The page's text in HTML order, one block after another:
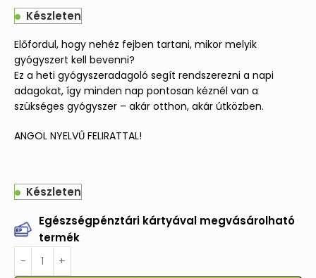
Készleten
Előfordul, hogy nehéz fejben tartani, mikor melyik
gyógyszert kell bevenni?
Ez a heti gyógyszeradagoló segít rendszerezni a napi
adagokat, így minden nap pontosan kéznél van a
szükséges gyógyszer – akár otthon, akár útközben.
ANGOL NYELVŰ FELIRATTAL!
Készleten
Egészségpénztári kártyával megvásárolható
termék